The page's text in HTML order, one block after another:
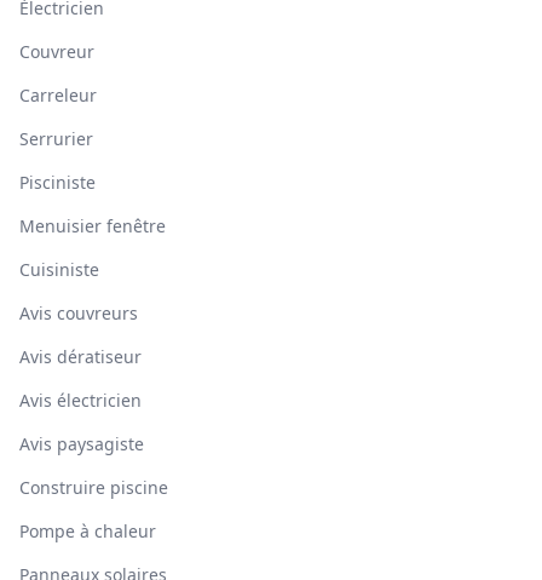
Électricien
Couvreur
Carreleur
Serrurier
Pisciniste
Menuisier fenêtre
Cuisiniste
Avis couvreurs
Avis dératiseur
Avis électricien
Avis paysagiste
Construire piscine
Pompe à chaleur
Panneaux solaires